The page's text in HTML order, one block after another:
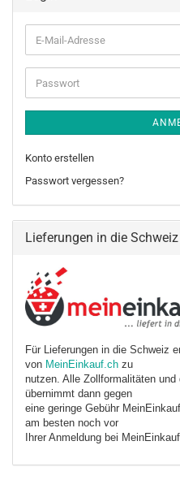
E-
Mail-
Adresse
Passwort
Konto erstellen
Passwort vergessen?
Lieferungen in die Schweiz
Für Lieferungen in die Schweiz
von MeinEinkauf.ch zu
nutzen. Alle Zollformalitäten
übernimmt dann gegen
eine geringe Gebühr
am besten noch vor
Ihrer Anmeldung bei